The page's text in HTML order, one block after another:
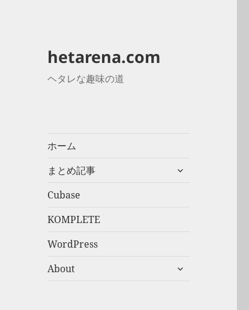
hetarena.com
ヘタレな趣味の道
ホーム
まとめ記事
サ
Cubase
KOMPLETE
WordPress
About
サ